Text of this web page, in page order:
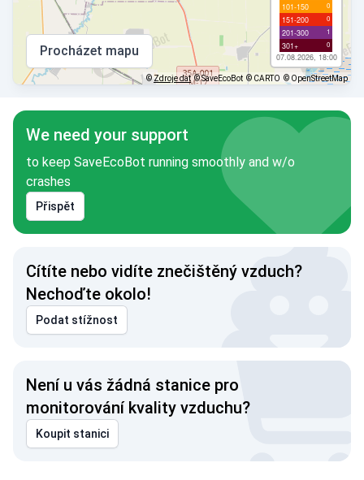
101-150 0
151-200 0
201-300 1
301+ 0
07.08.2026, 18:00
Procházet mapu
©Zdroje dat © SaveEcoBot © CARTO © OpenStreetMap
We need your support
to keep SaveEcoBot running smoothly and w/o
crashes
Přispět
Cítíte nebo vidíte znečištěný vzduch?
Nechoďte okolo!
Podat stížnost
Není u vás žádná stanice pro
monitorování kvality vzduchu?
Koupit stanici